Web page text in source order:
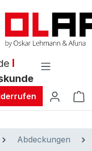
Abdeckungen